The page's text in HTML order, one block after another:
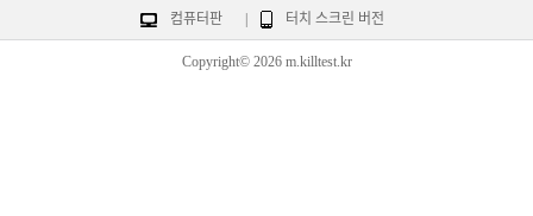
컴퓨터판 터치 스크린 버전
Copyright© 2026 m.killtest.kr